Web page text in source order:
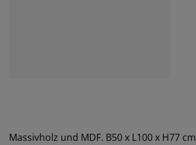
Massivholz und MDF. B50 x L100 x H77 cm